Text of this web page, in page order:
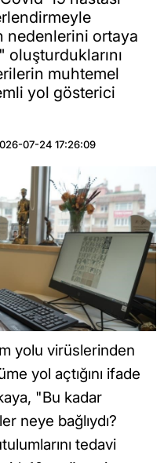
nedenlerini ortaya
oluşturduklarını
muhtemel
yol gösterici
07-24 17:26:09
yolu virüslerinden
yol açtığını ifade
"Bu kadar
neye bağlıydı?
tedavi